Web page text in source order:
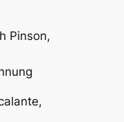
Pinson,
Flour
Sora